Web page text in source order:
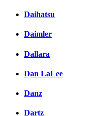
Daihatsu
Daimler
Dallara
Dan LaLee
Danz
Dartz